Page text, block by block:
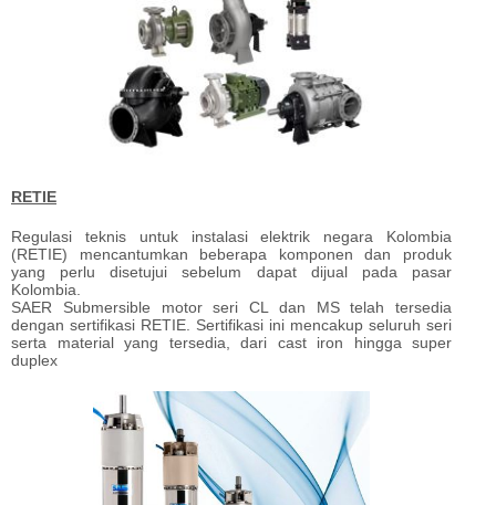
RETIE
Regulasi teknis untuk instalasi elektrik negara Kolombia
(RETIE) mencantumkan beberapa komponen dan produk
yang perlu disetujui sebelum dapat dijual pada pasar
Kolombia.
SAER Submersible motor seri CL dan MS telah tersedia
dengan sertifikasi RETIE. Sertifikasi ini mencakup seluruh seri
serta material yang tersedia, dari cast iron hingga super
duplex